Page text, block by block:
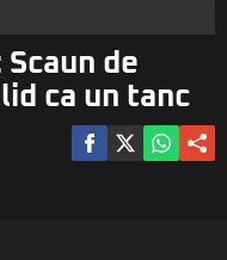
de
ca un tanc